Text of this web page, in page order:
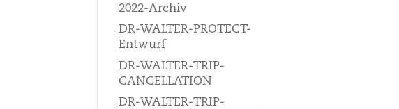
2022-Archiv
DR-WALTER-PROTECT-
Entwurf
DR-WALTER-TRIP-
CANCELLATION
DR-WALTER-TRIP-